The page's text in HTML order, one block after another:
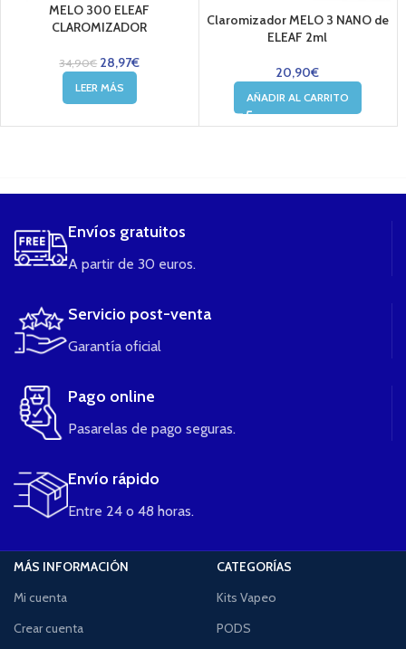
MELO 300 ELEAF
CLAROMIZADOR
34,90€ 28,97€
LEER MÁS
Claromizador MELO 3 NANO de
ELEAF 2ml
20,90€
AÑADIR AL CARRITO
Envíos gratuitos
A partir de 30 euros.
Servicio post-venta
Garantía oficial
Pago online
Pasarelas de pago seguras.
Envío rápido
Entre 24 o 48 horas.
MÁS INFORMACIÓN
Mi cuenta
Crear cuenta
CATEGORÍAS
Kits Vapeo
PODS